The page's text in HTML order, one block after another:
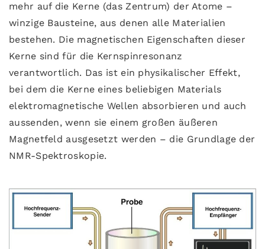
mehr auf die Kerne (das Zentrum) der Atome –
winzige Bausteine, aus denen alle Materialien
bestehen. Die magnetischen Eigenschaften dieser
Kerne sind für die Kernspinresonanz
verantwortlich. Das ist ein physikalischer Effekt,
bei dem die Kerne eines beliebigen Materials
elektromagnetische Wellen absorbieren und auch
aussenden, wenn sie einem großen äußeren
Magnetfeld ausgesetzt werden – die Grundlage der
NMR-Spektroskopie.